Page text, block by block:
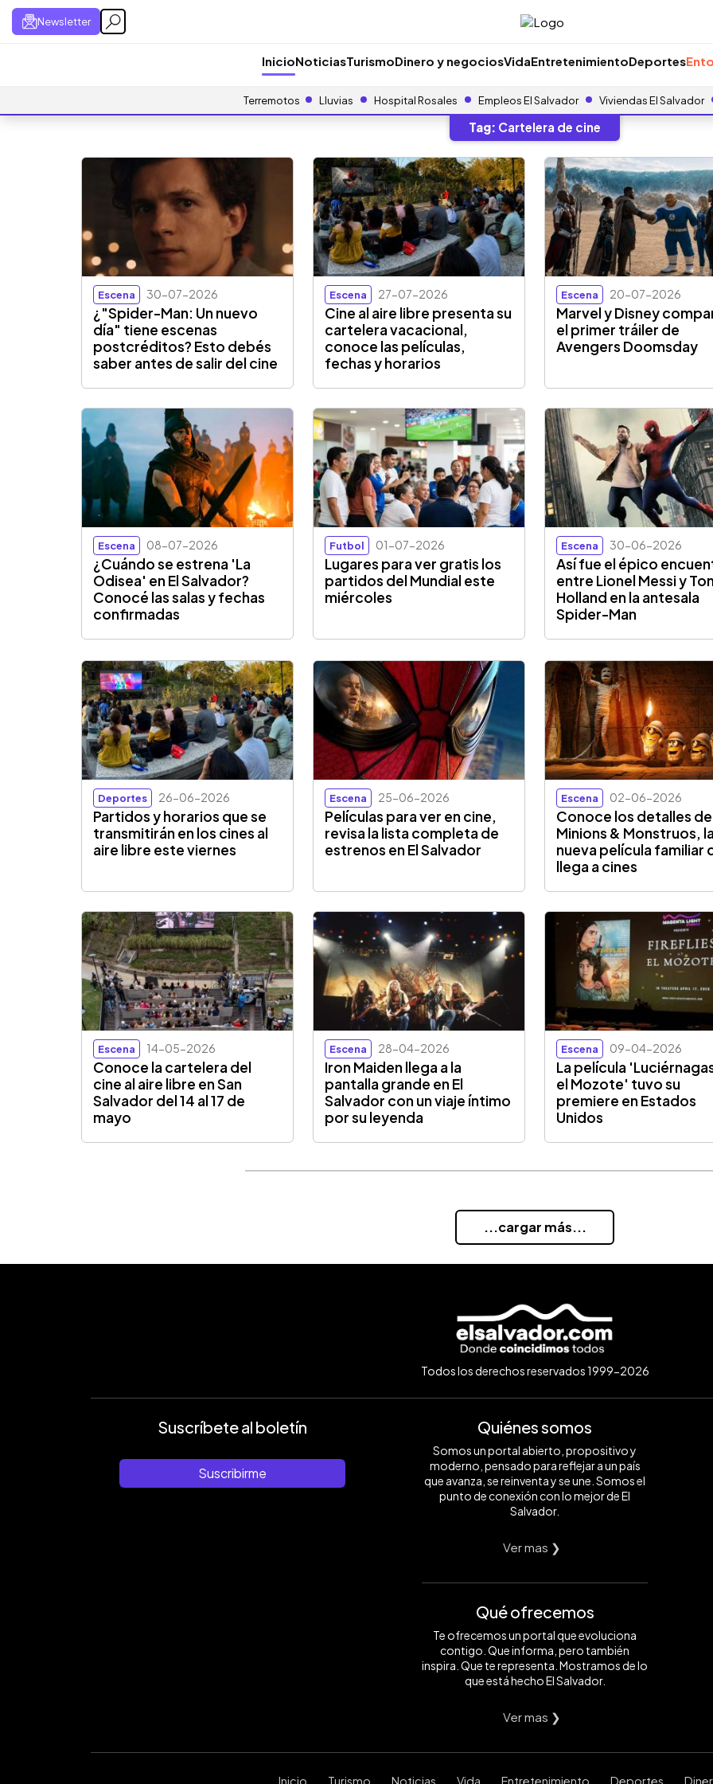
Newsletter
InicioNoticiasTurismoDinero y negociosVidaEntretenimientoDeportes
Terremotos Lluvias Hospital Rosales Empleos El Salvador Viviendas El Salvador
Tag: Cartelera de cine
Escena 30-07-2026
¿"Spider-Man: Un nuevo
día" tiene escenas
postcréditos? Esto debés
saber antes de salir del cine
Escena 27-07-2026
Cine al aire libre presenta su
cartelera vacacional,
conoce las películas,
fechas y horarios
Escena 20-07-2026
Marvel y Disney
el primer tráiler de
Avengers Doomsday
Escena 08-07-2026
¿Cuándo se estrena 'La
Odisea' en El Salvador?
Conocé las salas y fechas
confirmadas
Futbol 01-07-2026
Lugares para ver gratis los
partidos del Mundial este
miércoles
Escena 30-06-2026
Así fue el épico
entre Lionel Messi y
Holland en la antesala
Spider-Man
Deportes 26-06-2026
Partidos y horarios que se
transmitirán en los cines al
aire libre este viernes
Escena 25-06-2026
Películas para ver en cine,
revisa la lista completa de
estrenos en El Salvador
Escena 02-06-2026
Conoce los detalles de
Minions & Monstruos, la
nueva película familiar
llega a cines
Escena 14-05-2026
Conoce la cartelera del
cine al aire libre en San
Salvador del 14 al 17 de
mayo
Escena 28-04-2026
Iron Maiden llega a la
pantalla grande en El
Salvador con un viaje íntimo
por su leyenda
Escena 09-04-2026
La película
el Mozote' tuvo su
premiere en Estados
Unidos
...cargar más...
Todos los derechos reservados 1999-2026
Suscríbete al boletín
Suscribirme
Quiénes somos
Somos un portal abierto, propositivo y
moderno, pensado para reflejar a un país
que avanza, se reinventa y se une. Somos el
punto de conexión con lo mejor de El
Salvador.
Ver mas ❯
Qué ofrecemos
Te ofrecemos un portal que evoluciona
contigo. Que informa, pero también
inspira. Que te representa. Mostramos de lo
que está hecho El Salvador.
Ver mas ❯
Inicio Turismo Noticias Vida Entretenimiento Deportes